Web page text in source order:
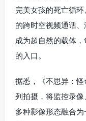
完美女孩的死亡循
的跨时空视频通话
成为超自然的载体
的入口。
据悉，《不思异：
列拍摄，将监控录
多种影像形态融合